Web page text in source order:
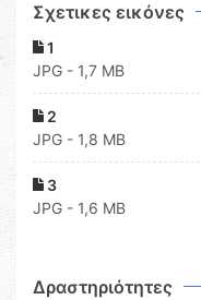
Σχετικες εικόνες
1
JPG - 1,7 MB
2
JPG - 1,8 MB
3
JPG - 1,6 MB
Δραστηριότητες